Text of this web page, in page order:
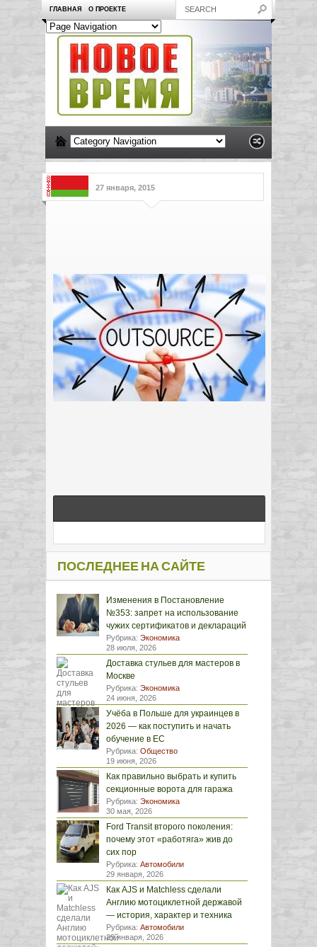
ГЛАВНАЯ О ПРОЕКТЕ
27 января, 2015
ПОСЛЕДНЕЕ НА САЙТЕ
Изменения в Постановление
№353: запрет на использование
чужих сертификатов и деклараций
Рубрика: Экономика
28 июля, 2026
Доставка стульев для мастеров в
Москве
Рубрика: Экономика
24 июня, 2026
Учёба в Польше для украинцев в
2026 — как поступить и начать
обучение в ЕС
Рубрика: Общество
19 июня, 2026
Как правильно выбрать и купить
секционные ворота для гаража
Рубрика: Экономика
30 мая, 2026
Ford Transit второго поколения:
почему этот «работяга» жив до
сих пор
Рубрика: Автомобили
29 января, 2026
Как AJS и Matchless сделали
Англию мотоциклетной державой
— история, характер и техника
Рубрика: Автомобили
29 января, 2026